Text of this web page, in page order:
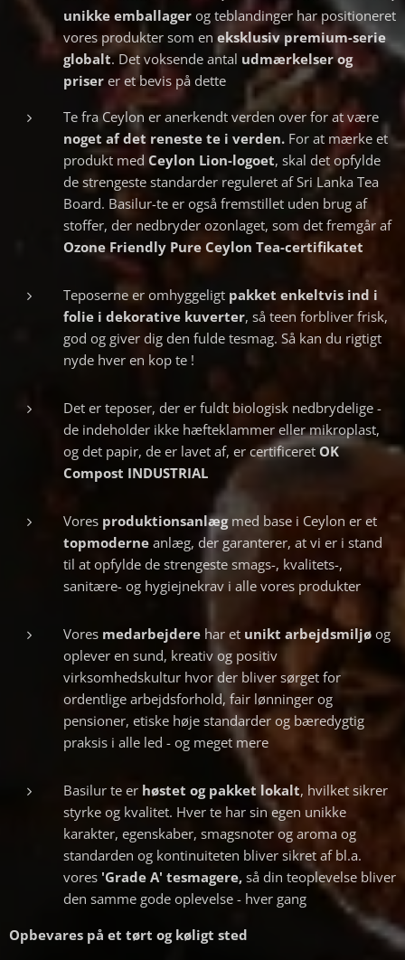
unikke emballager og teblandinger har positioneret
vores produkter som en eksklusiv premium-serie
globalt. Det voksende antal udmærkelser og
priser er et bevis på dette
Te fra Ceylon er anerkendt verden over for at være
noget af det reneste te i verden. For at mærke et
produkt med Ceylon Lion-logoet, skal det opfylde
de strengeste standarder reguleret af Sri Lanka Tea
Board. Basilur-te er også fremstillet uden brug af
stoffer, der nedbryder ozonlaget, som det fremgår af
Ozone Friendly Pure Ceylon Tea-certifikatet
Teposerne er omhyggeligt pakket enkeltvis ind i
folie i dekorative kuverter, så teen forbliver frisk,
god og giver dig den fulde tesmag. Så kan du rigtigt
nyde hver en kop te !
Det er teposer, der er fuldt biologisk nedbrydelige -
de indeholder ikke hæfteklammer eller mikroplast,
og det papir, de er lavet af, er certificeretOK
Compost INDUSTRIAL
Vores produktionsanlæg med base i Ceylon er et
topmoderne anlæg, der garanterer, at vi er i stand
til at opfylde de strengeste smags-, kvalitets-,
sanitære- og hygiejnekrav i alle vores produkter
Vores medarbejdere har et unikt arbejdsmiljø og
oplever en sund, kreativ og positiv
virksomhedskultur hvor der bliver sørget for
ordentlige arbejdsforhold, fair lønninger og
pensioner, etiske høje standarder og bæredygtig
praksis i alle led - og meget mere
Basilur te er høstet og pakket lokalt, hvilket sikrer
styrke og kvalitet. Hver te har sin egen unikke
karakter, egenskaber, smagsnoter og aroma og
standarden og kontinuiteten bliver sikret af bl.a.
vores 'Grade A' tesmagere, så din teoplevelse bliver
den samme gode oplevelse - hver gang
Opbevares på et tørt og køligt sted